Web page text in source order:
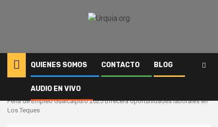
QUIENES SOMOS CONTACTO BLOG
AUDIO EN VIVO
Comunidad
Feria de Empleo Guaicaipuro 2025 ofrecerá oportunidades laborales en
Los Teques